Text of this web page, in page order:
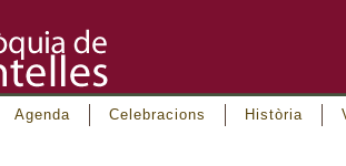
Agenda Celebracions Història